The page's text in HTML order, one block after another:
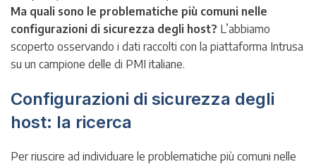
Ma quali sono le problematiche più comuni nelle
configurazioni di sicurezza degli host? L’abbiamo
scoperto osservando i dati raccolti con la piattaforma Intrusa
su un campione delle di PMI italiane.
Configurazioni di sicurezza degli
host: la ricerca
Per riuscire ad individuare le problematiche più comuni nelle